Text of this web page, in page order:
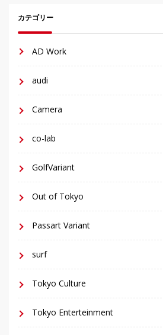
カテゴリー
AD Work
audi
Camera
co-lab
GolfVariant
Out of Tokyo
Passart Variant
surf
Tokyo Culture
Tokyo Enterteinment